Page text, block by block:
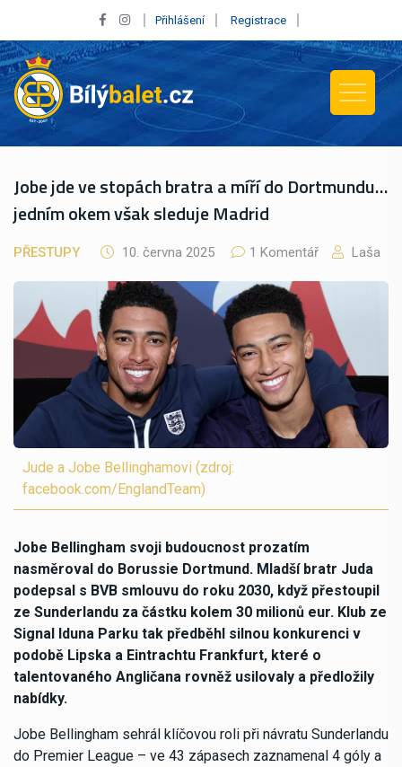
Přihlášení Registrace
Jobe jde ve stopách bratra a míří do Dortmundu…
jedním okem však sleduje Madrid
PŘESTUPY 10. června 2025 1 Komentář Laša
Jude a Jobe Bellinghamovi (zdroj:
facebook.com/EnglandTeam)
Jobe Bellingham svoji budoucnost prozatím
nasměroval do Borussie Dortmund. Mladší bratr Juda
podepsal s BVB smlouvu do roku 2030, když přestoupil
ze Sunderlandu za částku kolem 30 milionů eur. Klub ze
Signal Iduna Parku tak předběhl silnou konkurenci v
podobě Lipska a Eintrachtu Frankfurt, které o
talentovaného Angličana rovněž usilovaly a předložily
nabídky.
Jobe Bellingham sehrál klíčovou roli při návratu Sunderlandu
do Premier League – ve 43 zápasech zaznamenal 4 góly a